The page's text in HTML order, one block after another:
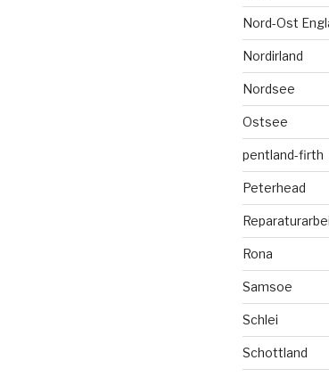
Nord-Ost
Nordirland
Nordsee
Ostsee
pentland-firth
Peterhead
Rona
Samsoe
Schlei
Schottland